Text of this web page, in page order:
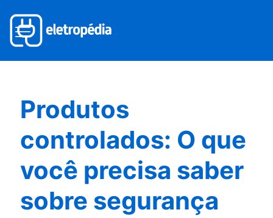
Produtos
controlados: O que
você precisa saber
sobre segurança